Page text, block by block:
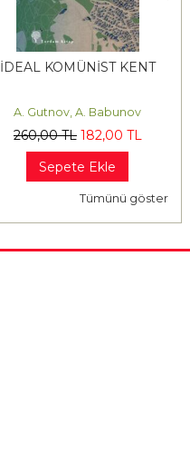
İDEAL KOMÜNİST KENT
A. Gutnov, A. Babunov
260,00TL 182,00 TL
Sepete Ekle
Tümünü göster